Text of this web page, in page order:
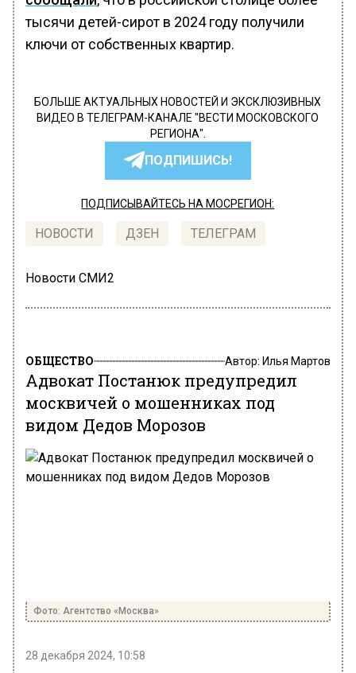
тысячи детей-сирот в 2024 году получили
ключи от собственных квартир.
БОЛЬШЕ АКТУАЛЬНЫХ НОВОСТЕЙ И ЭКСКЛЮЗИВНЫХ
ВИДЕО В ТЕЛЕГРАМ-КАНАЛЕ "ВЕСТИ МОСКОВСКОГО
РЕГИОНА".
ПОДПИШИСЬ!
ПОДПИСЫВАЙТЕСЬ НА МОСРЕГИОН:
НОВОСТИ ДЗЕН ТЕЛЕГРАМ
Новости СМИ2
ОБЩЕСТВО Автор: Илья Мартов
Адвокат Постанюк предупредил
москвичей о мошенниках под
видом Дедов Морозов
Фото: Агентство «Москва»
28 декабря 2024, 10:58